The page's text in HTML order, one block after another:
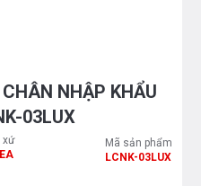
NHẬP KHẨU
03LUX
xứ
Mã sản phẩm
LCNK-03LUX